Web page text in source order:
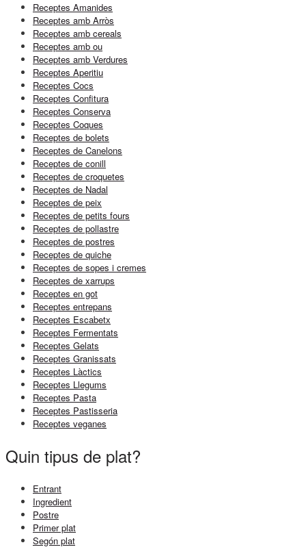
Receptes Amanides
Receptes amb Arròs
Receptes amb cereals
Receptes amb ou
Receptes amb Verdures
Receptes Aperitiu
Receptes Cocs
Receptes Confitura
Receptes Conserva
Receptes Coques
Receptes de bolets
Receptes de Canelons
Receptes de conill
Receptes de croquetes
Receptes de Nadal
Receptes de peix
Receptes de petits fours
Receptes de pollastre
Receptes de postres
Receptes de quiche
Receptes de sopes i cremes
Receptes de xarrups
Receptes en got
Receptes entrepans
Receptes Escabetx
Receptes Fermentats
Receptes Gelats
Receptes Granissats
Receptes Làctics
Receptes Llegums
Receptes Pasta
Receptes Pastisseria
Receptes veganes
Quin tipus de plat?
Entrant
Ingredient
Postre
Primer plat
Segón plat